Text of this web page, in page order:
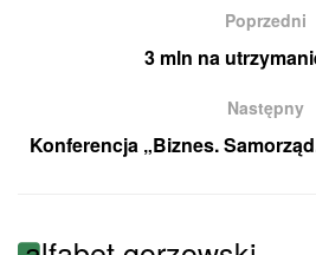
Poprzedni
3 mln na
Następny
Konferencja „Biznes.